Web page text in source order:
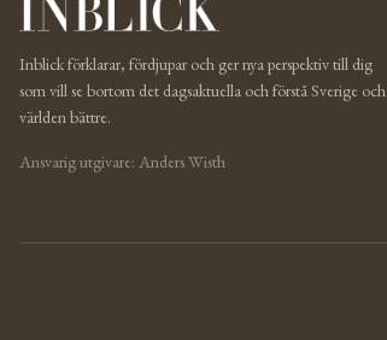
Inblick förklarar, fördjupar och ger nya perspektiv till dig
som vill se bortom det dagsaktuella och förstå Sverige och
världen bättre.
Ansvarig utgivare: Anders Wisth